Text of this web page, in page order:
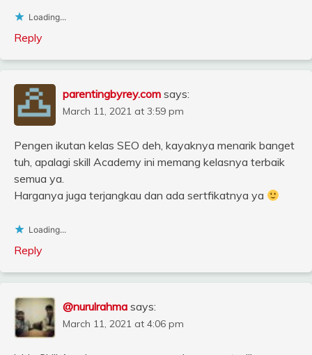
Loading...
Reply
parentingbyrey.com says:
March 11, 2021 at 3:59 pm
Pengen ikutan kelas SEO deh, kayaknya menarik banget
tuh, apalagi skill Academy ini memang kelasnya terbaik
semua ya.
Harganya juga terjangkau dan ada sertfikatnya ya
Loading...
Reply
@nurulrahma says:
March 11, 2021 at 4:06 pm